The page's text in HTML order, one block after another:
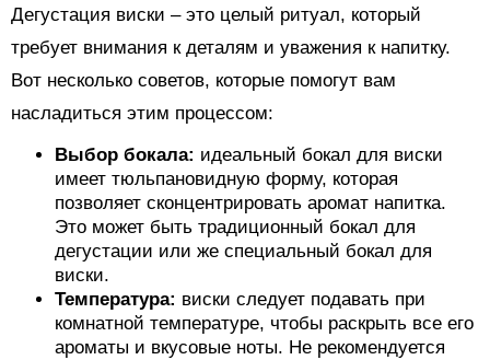
Дегустация виски – это целый ритуал, который
требует внимания к деталям и уважения к напитку.
Вот несколько советов, которые помогут вам
насладиться этим процессом:
Выбор бокала: идеальный бокал для виски
имеет тюльпановидную форму, которая
позволяет сконцентрировать аромат напитка.
Это может быть традиционный бокал для
дегустации или же специальный бокал для
виски.
Температура: виски следует подавать при
комнатной температуре, чтобы раскрыть все его
ароматы и вкусовые ноты. Не рекомендуется